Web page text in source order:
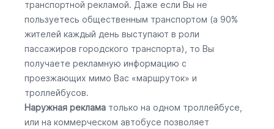
транспортной рекламой. Даже если Вы не
пользуетесь общественным транспортом (а 90%
жителей каждый день выступают в роли
пассажиров городского транспорта), то Вы
получаете рекламную информацию с
проезжающих мимо Вас «маршруток» и
троллейбусов.
Наружная реклама только на одном троллейбусе,
или на коммерческом автобусе позволяет